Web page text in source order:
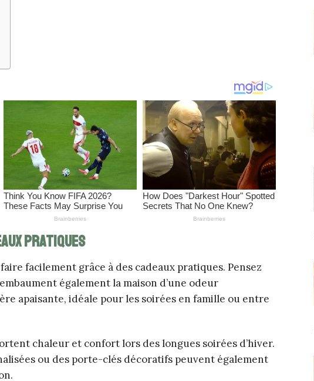
pratiques
facilement grâce à des cadeaux pratiques. Pensez
également la maison d’une odeur
apaisante, idéale pour les soirées en famille ou entre
chaleur et confort lors des longues soirées d’hiver.
ou des porte-clés décoratifs peuvent également